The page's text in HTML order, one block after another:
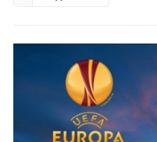
Эвертон, Владимир
Ахмедов (к), Илья